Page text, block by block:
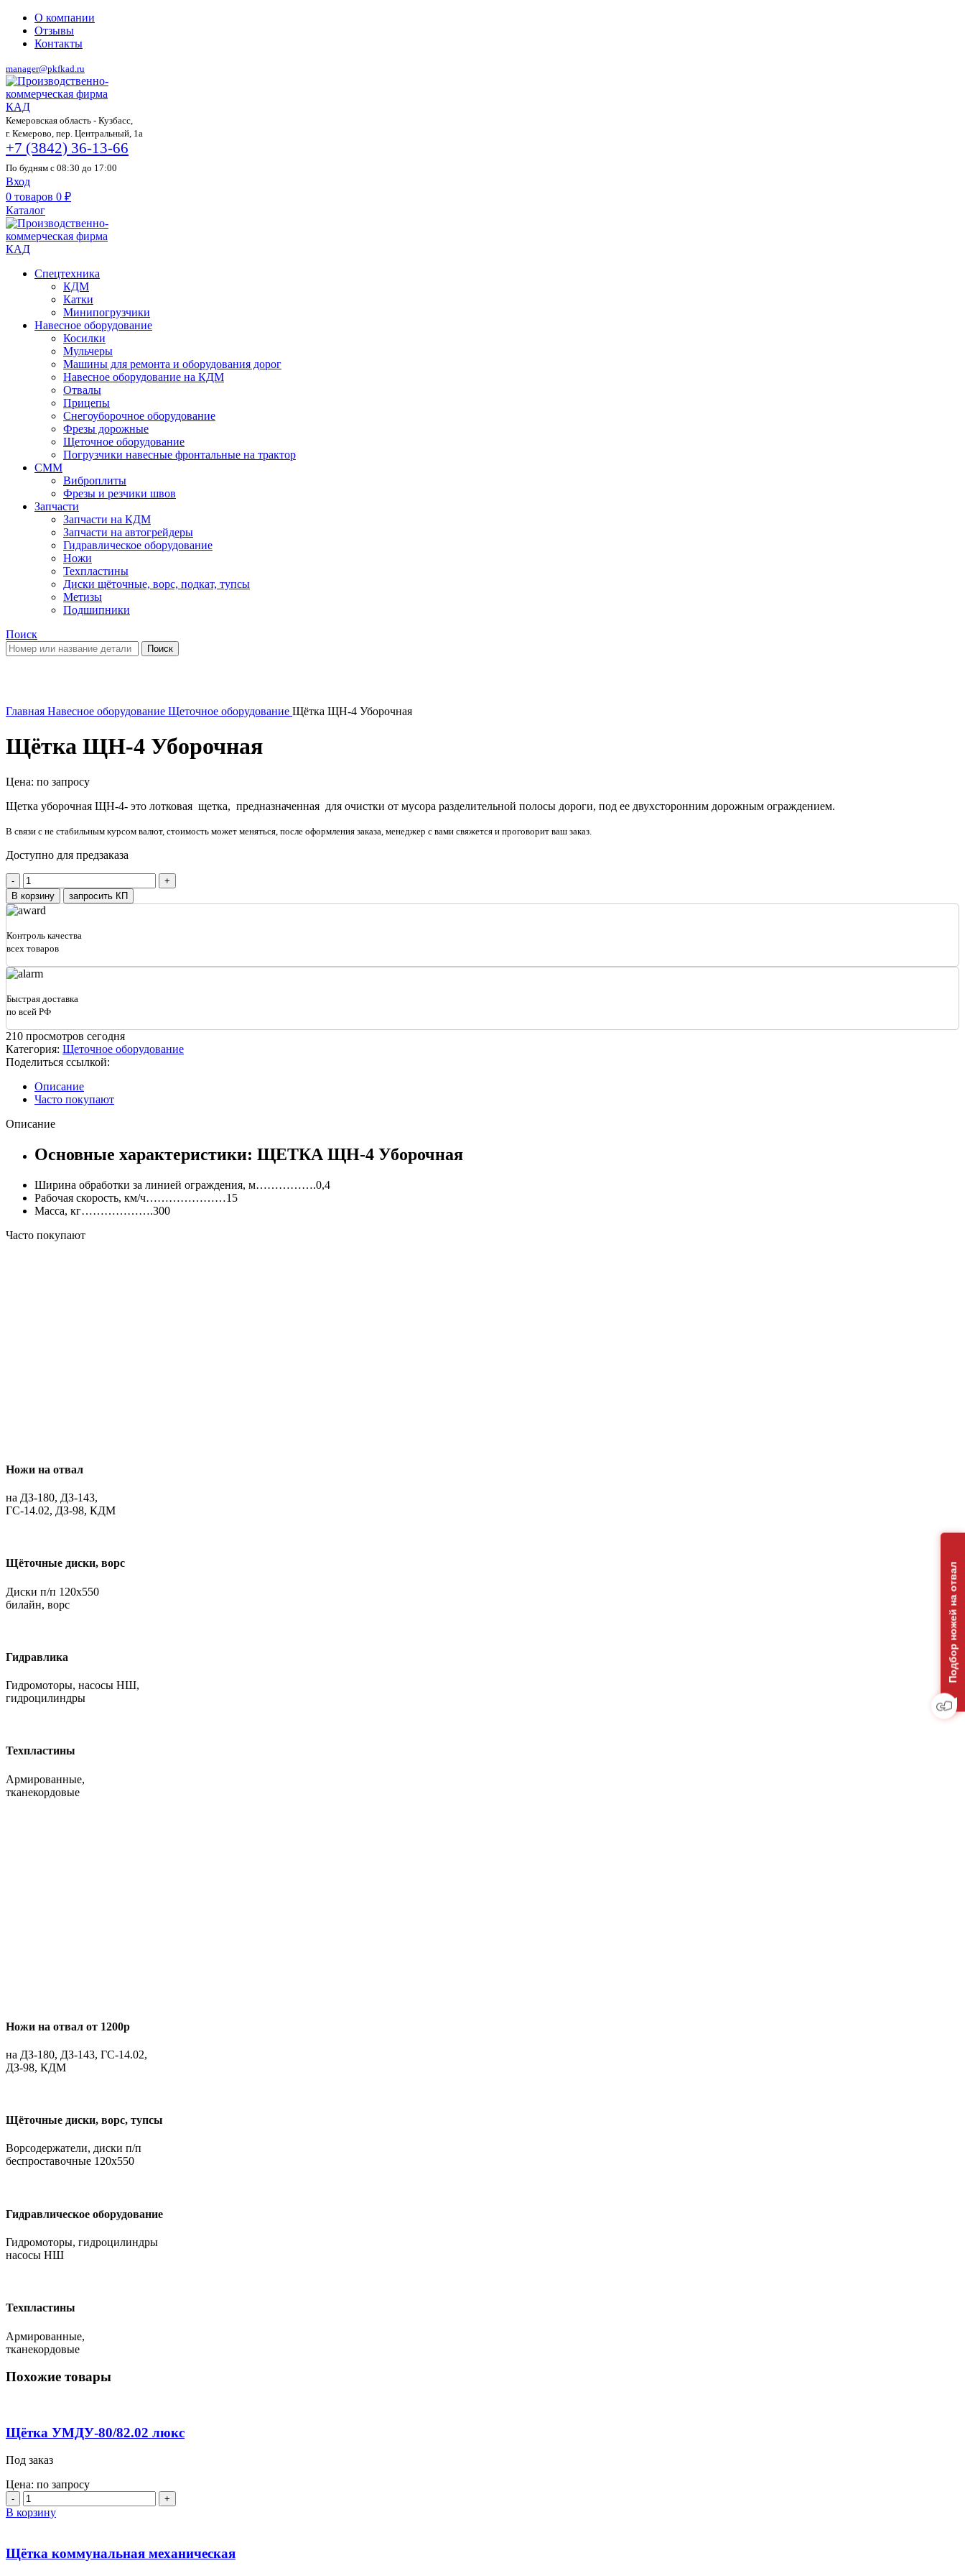
О компании
Отзывы
Контакты
manager@pkfkad.ru
Кемеровская область - Кузбасс,
г. Кемерово, пер. Центральный, 1а
+7 (3842) 36-13-66
По будням с 08:30 до 17:00
Вход
0 товаров 0 ₽
Каталог
Спецтехника
КДМ
Катки
Минипогрузчики
Навесное оборудование
Косилки
Мульчеры
Машины для ремонта и оборудования дорог
Навесное оборудование на КДМ
Отвалы
Прицепы
Снегоуборочное оборудование
Фрезы дорожные
Щеточное оборудование
Погрузчики навесные фронтальные на трактор
СММ
Виброплиты
Фрезы и резчики швов
Запчасти
Запчасти на КДМ
Запчасти на автогрейдеры
Гидравлическое оборудование
Ножи
Техпластины
Диски щёточные, ворс, подкат, тупсы
Метизы
Подшипники
Поиск
Поиск
Главная Навесное оборудование Щеточное оборудование Щётка ЩН-4 Уборочная
Щётка ЩН-4 Уборочная
Цена: по запросу
Щетка уборочная ЩН-4- это лотковая щетка, предназначенная для очистки от мусора разделительной полосы дороги, под ее двухсторонним дорожным ограждением.
В связи с не стабильным курсом валют, стоимость может меняться, после оформления заказа, менеджер с вами свяжется и проговорит ваш заказ.
Доступно для предзаказа
Количество
товара
Щётка
ЩН-4
В корзину запросить КП
Контроль качества
всех товаров
Быстрая доставка
по всей РФ
210 просмотров сегодня
Категория: Щеточное оборудование
Поделиться ссылкой:
Описание
Часто покупают
Описание
Основные характеристики: ЩЕТКА ЩН-4 Уборочная
Ширина обработки за линией ограждения, м…………….0,4
Рабочая скорость, км/ч…………………15
Масса, кг……………….300
Часто покупают
Ножи на отвал
на ДЗ-180, ДЗ-143,
ГС-14.02, ДЗ-98, КДМ
Щёточные диски, ворс
Диски п/п 120х550
билайн, ворс
Гидравлика
Гидромоторы, насосы НШ,
гидроцилиндры
Техпластины
Армированные,
тканекордовые
Ножи на отвал от 1200р
на ДЗ-180, ДЗ-143, ГС-14.02,
ДЗ-98, КДМ
Щёточные диски, ворс, тупсы
Ворсодержатели, диски п/п
беспроставочные 120х550
Гидравлическое оборудование
Гидромоторы, гидроцилиндры
насосы НШ
Техпластины
Армированные,
тканекордовые
Похожие товары
Щётка УМДУ-80/82.02 люкс
Под заказ
Цена: по запросу
Количество
товара
Щётка
люкс
В корзину
Щётка коммунальная механическая
Подбор ножей на отвал